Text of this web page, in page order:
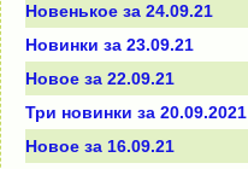
Новенькое за 24.09.21
Новинки за 23.09.21
Новое за 22.09.21
Три новинки за 20.09.2021
Новое за 16.09.21